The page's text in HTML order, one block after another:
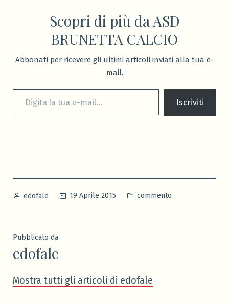
Scopri di più da ASD
BRUNETTA CALCIO
Abbonati per ricevere gli ultimi articoli inviati alla tua e-
mail.
Digita la tua e-mail...
Iscriviti
Pubblicato
edofale 19 Aprile 2015
Pubblicato
commento
Pubblicato da
edofale
Mostra tutti gli articoli di edofale